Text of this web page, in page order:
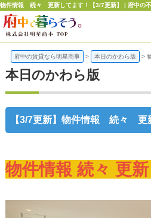
物件情報 続々 更新してます！【3/7更新】 | 府中の不
府中の賃貸なら明星商事 > 本日のかわら版 >
本日のかわら版
【3/7更新】物件情報 続々 更
物件情報 続々 更